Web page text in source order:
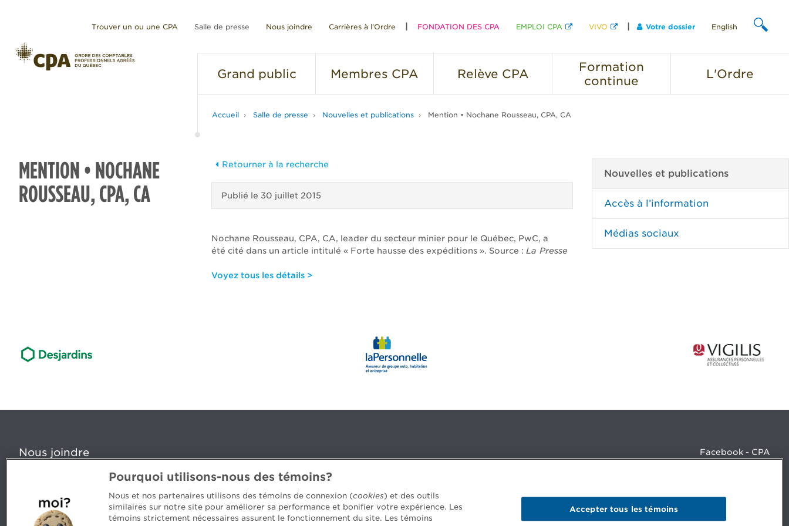
Trouver un ou une CPA Salle de presse Nous joindre Carrières à l'Ordre FONDATION DES CPA EMPLOI CPA VIVO Votre dossier English
Grand public Membres CPA Relève CPA
Formation
continue
L'Ordre
Accueil Salle de presse Nouvelles et publications Mention • Nochane Rousseau, CPA, CA
MENTION • NOCHANE
ROUSSEAU, CPA, CA
Retourner à la recherche
Publié le 30 juillet 2015
Nochane Rousseau, CPA, CA, leader du secteur minier pour le Québec, PwC, a
été cité dans un article intitulé « Forte hausse des expéditions ». Source : La Presse
Voyez tous les détails >
Nouvelles et publications
Accès à l’information
Médias sociaux
Nous joindre
5, Place Ville Marie, bureau 800, Montréal (Québec) H3B 2G2
Des questions? Faites appel à notre équipe >
Facebook - CPA
LinkedIn - 20 minutes CPA
LinkedIn - Emploi CPA
Pourquoi utilisons-nous des témoins?
Nous et nos partenaires utilisons des témoins de connexion (cookies) et des outils
similaires sur notre site pour améliorer sa performance et bonifier votre expérience. Les
témoins strictement nécessaires assurent le fonctionnement du site. Les témoins
Accepter tous les témoins